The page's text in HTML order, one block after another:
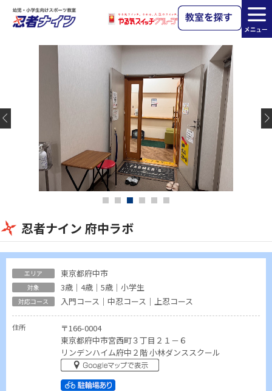
忍者ナイン 府中ラボ
東京都府中市
3歳｜4歳｜5歳｜小学生
入門コース｜中忍コース｜上忍コース
住所
〒166-0004
東京都府中市宮西町３丁目２１－６
リンデンハイム府中２階 小林ダンススクール